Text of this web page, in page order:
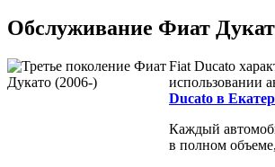
Обслуживание Фиат
Fiat Ducato
использовании
Ducato в
Каждый
в полном